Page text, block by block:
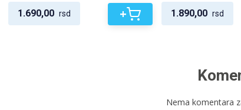
1.690,00 rsd + 1.890,00 rsd
Nema komentara